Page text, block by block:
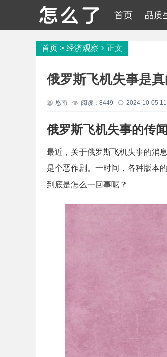
首页 品质
首页 > 经济观察 正文
俄罗斯飞机失事是
悠南 阅读：8449 2024-10-05
俄罗斯飞机失事的传闻
最近，关于俄罗斯飞机失事的消
是个恶作剧。一时间，各种版本
到底是怎么一回事呢？